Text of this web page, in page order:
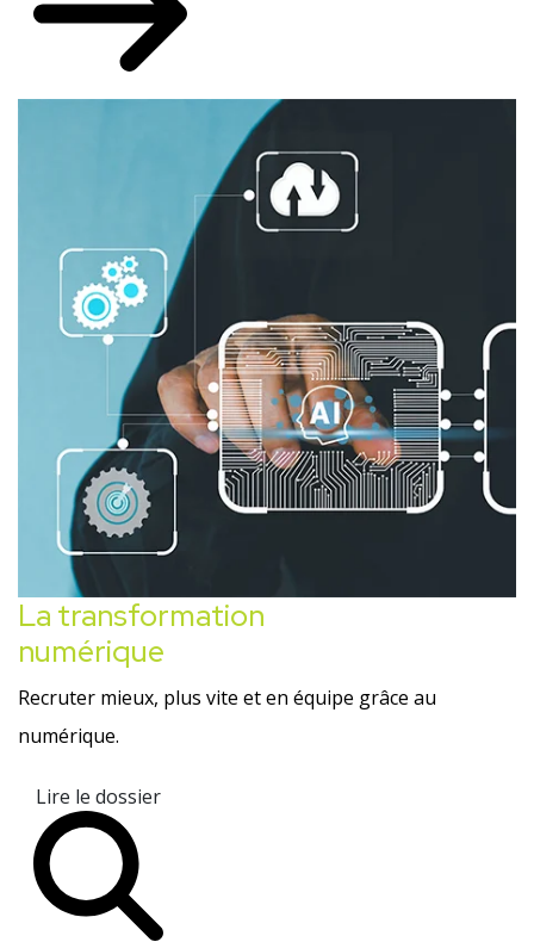
La transformation
numérique
Recruter mieux, plus vite et en équipe grâce au
numérique.
Lire le dossier